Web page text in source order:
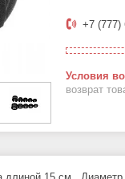
+7 (777)
возврат